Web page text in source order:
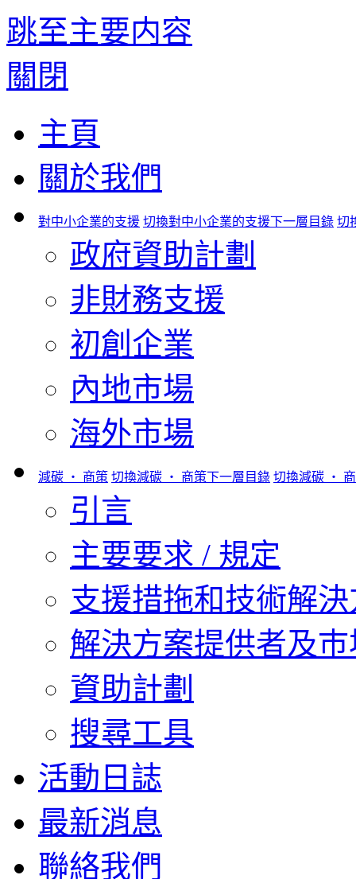
跳至主要内容
關閉
主頁
關於我們
對中小企業的支援 切換對中小企業的支援下一層目錄 切
政府資助計劃
非財務支援
初創企業
內地市場
海外市場
減碳 ‧ 商策 切換減碳 ‧ 商策下一層目錄 切換減碳 ‧
引言
主要要求 / 規定
支援措拖和技術解
解決方案提供者及
資助計劃
搜尋工具
活動日誌
最新消息
聯絡我們